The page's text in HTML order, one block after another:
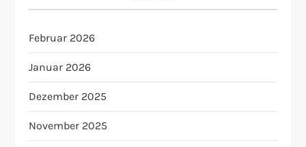
n
Februar 2026
Januar 2026
Dezember 2025
November 2025